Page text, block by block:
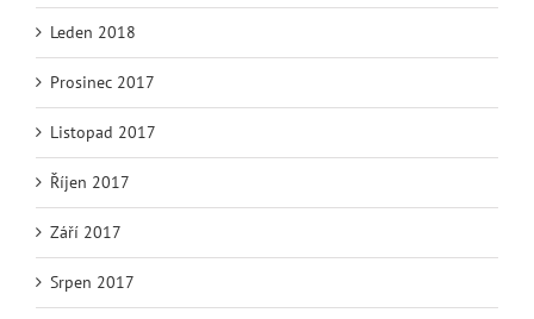
Leden 2018
Prosinec 2017
Listopad 2017
Říjen 2017
Září 2017
Srpen 2017